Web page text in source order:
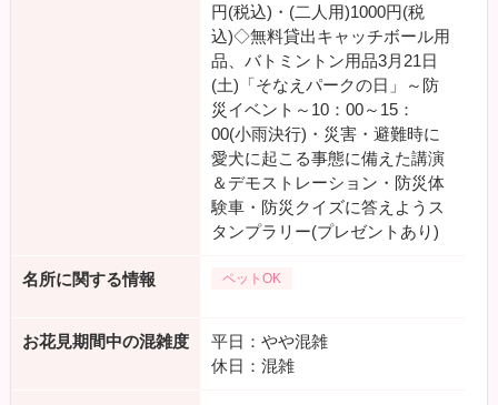
円(税込)・(二人用)1000円(税
込)◇無料貸出キャッチボール用
品、バトミントン用品3月21日
(土)「そなえパークの日」～防
災イベント～10：00～15：
00(小雨決行)・災害・避難時に
愛犬に起こる事態に備えた講演
＆デモストレーション・防災体
験車・防災クイズに答えようス
タンプラリー(プレゼントあり)
名所に関する情報 ペットOK
お花見期間中の混雑度
平日：やや混雑
休日：混雑